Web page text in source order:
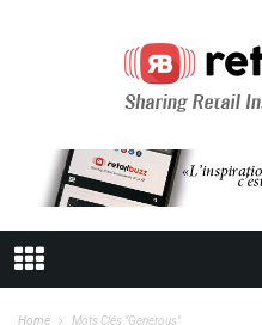
Home Mots Clés "Generous"